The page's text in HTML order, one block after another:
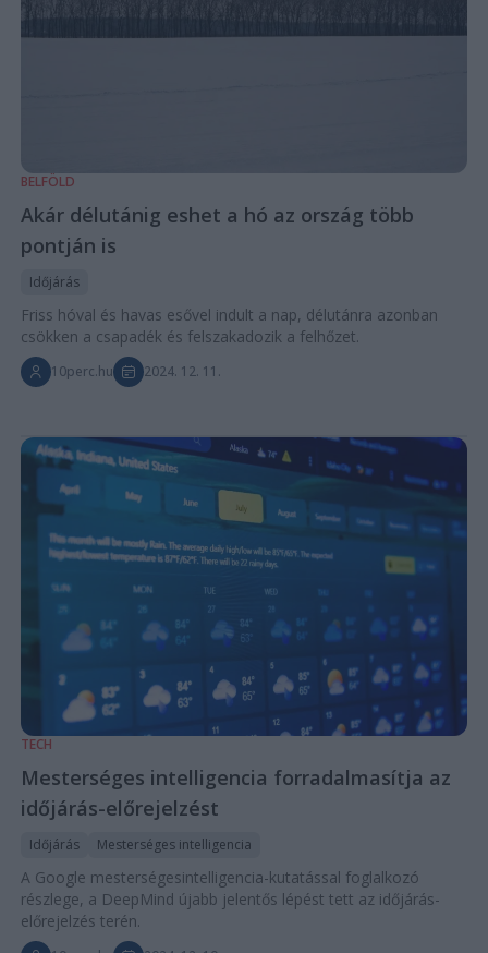
BELFÖLD
Akár délutánig eshet a hó az ország több
pontján is
Időjárás
Friss hóval és havas esővel indult a nap, délutánra azonban
csökken a csapadék és felszakadozik a felhőzet.
10perc.hu 2024. 12. 11.
TECH
Mesterséges intelligencia forradalmasítja az
időjárás-előrejelzést
Időjárás Mesterséges intelligencia
A Google mesterségesintelligencia-kutatással foglalkozó
részlege, a DeepMind újabb jelentős lépést tett az időjárás-
előrejelzés terén.